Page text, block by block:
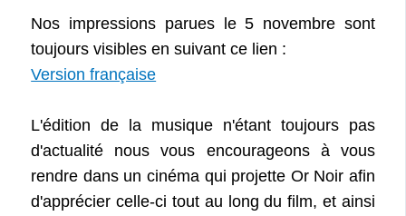
Nos impressions parues le 5 novembre sont
toujours visibles en suivant ce lien :
Version française
L'édition de la musique n'étant toujours pas
d'actualité nous vous encourageons à vous
rendre dans un cinéma qui projette Or Noir afin
d'apprécier celle-ci tout au long du film, et ainsi